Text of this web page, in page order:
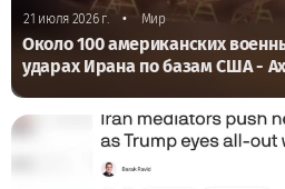
21 июля 2026 г. • Мир
Около 100 американских
ударах Ирана по базам США -